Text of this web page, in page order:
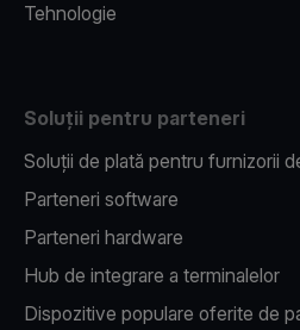
Tehnologie
Soluții pentru parteneri
Soluții de plată pentru furnizorii
Parteneri software
Parteneri hardware
Hub de integrare a terminalelor
Dispozitive populare oferite de